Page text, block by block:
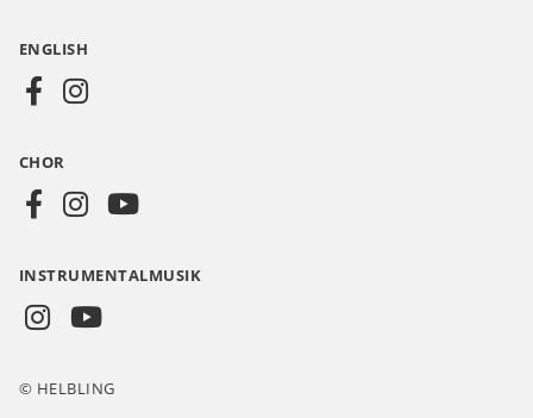
The
ENGLISH
CHOR
INSTRUMENTALMUSIK
© HELBLING